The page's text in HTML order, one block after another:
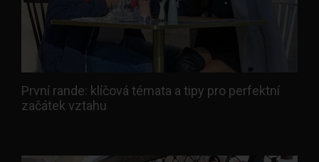
První rande: klíčová témata a tipy pro perfektní
začátek vztahu